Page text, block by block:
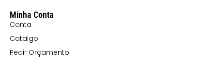
Minha Conta
Conta
Catalgo
Pedir Orçamento